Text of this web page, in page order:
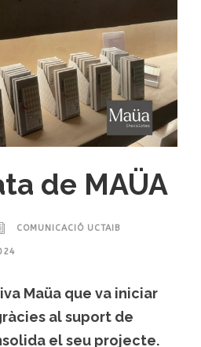
de MAÜA
COMUNICACIÓ UCTAIB
Maüa que va iniciar
al suport de
el seu projecte.